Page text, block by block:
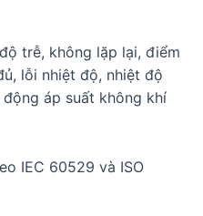
trễ, không lặp lại, điểm
lỗi nhiệt độ, nhiệt độ
áp suất không khí
IEC 60529 và ISO